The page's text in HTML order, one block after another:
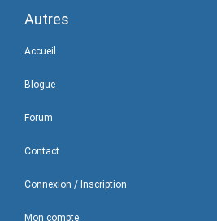
Autres
Accueil
Blogue
Forum
Contact
Connexion / Inscription
Mon compte